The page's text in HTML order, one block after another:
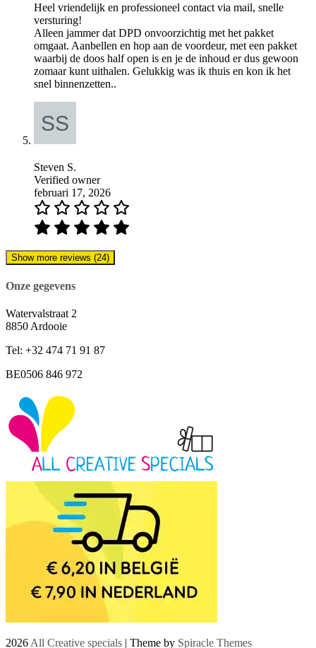
Heel vriendelijk en professioneel contact via mail, snelle
versturing!
Alleen jammer dat DPD onvoorzichtig met het pakket
omgaat. Aanbellen en hop aan de voordeur, met een pakket
waarbij de doos half open is en je de inhoud er dus gewoon
zomaar kunt uithalen. Gelukkig was ik thuis en kon ik het
snel binnenzetten..
Steven S.
Verified owner
februari 17, 2026
Show more reviews (24)
Onze gegevens
Watervalstraat 2
8850 Ardooie
Tel: +32 474 71 91 87
BE0506 846 972
2026 All Creative specials | Theme by Spiracle Themes